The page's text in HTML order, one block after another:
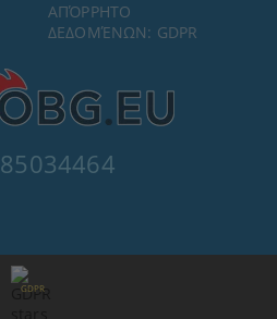
ΑΠΌΡΡΗΤΟ
ΔΕΔΟΜΈΝΩΝ: GDPR
GDPR